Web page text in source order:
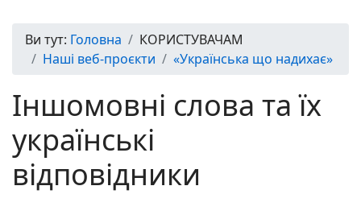
Ви тут: Головна
КОРИСТУВАЧАМ
Наші веб-проєкти
«Українська що надихає»
Іншомовні слова та їх
українські
відповідники